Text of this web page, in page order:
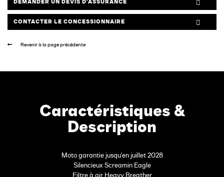
DEMANDER UN DEVIS D’ASSURANCE
CONTACTER LE CONCESSIONNAIRE
Revenir à la page précédente
Caractéristiques &
Description
Moto garantie jusqu'en juillet 2028
Silencieux Screamin Eagle
Filtre à air Heavy Breather